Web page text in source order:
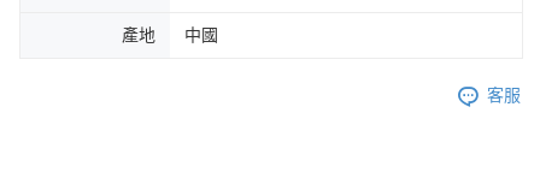
產地 中國
客服